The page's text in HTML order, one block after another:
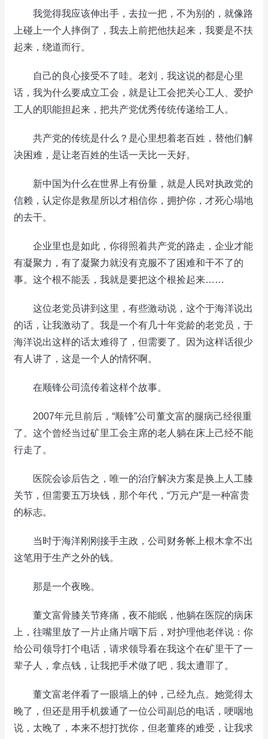
我觉得我应该伸出手，去拉一把，不为别的，就像路
上碰上一个人摔倒了，我去上前把他扶起来，我要是不扶
起来，绕道而行。
自己的良心接受不了哇。老刘，我这说的都是心里
话，我为什么要成立工会，就是让工会把关心工人、爱护
工人的职能担起来，把共产党优秀传统传递给工人。
共产党的传统是什么？是心里想着老百姓，替他们解
决困难，是让老百姓的生话一天比一天好。
新中国为什么在世界上有份量，就是人民对执政党的
信赖，认定你是救星所以才相信你，拥护你，才死心塌地
的去干。
企业里也是如此，你得照着共产党的路走，企业才能
有凝聚力，有了凝聚力就没有克服不了困难和干不了的
事。这个根不能丢，我就是要把这个根捡起来……
这位老党员讲到这里，有些激动说，这个于海洋说出
的话，让我激动了。我是一个有几十年党龄的老党员，于
海洋说出这样的话太难得了，但需要了。因为这样话很少
有人讲了，这是一个人的情怀啊。
在顺锋公司流传着这样个故事。
2007年元旦前后，“顺锋”公司董文富的腿病己经很重
了。这个曾经当过矿里工会主席的老人躺在床上己经不能
行走了。
医院会诊后告之，唯一的治疗解决方案是换上人工膝
关节，但需要五万块钱，那个年代，“万元户”是一种富贵
的标志。
当时于海洋刚刚接手主政，公司财务帐上根木拿不出
这笔用于生产之外的钱。
那是一个夜晚。
董文富骨膝关节疼痛，夜不能眠，他躺在医院的病床
上，往嘴里放了一片止痛片咽下后，对护理他老伴说：你
给公司领导打个电话，请求领导看在我这个在矿里干了一
辈子人，拿点钱，让我把手术做了吧，我太遭罪了。
董文富老伴看了一眼墙上的钟，己经九点。她觉得太
晚了，但还是用手机拨通了一位公司副总的电话，哽咽地
说，太晚了，本来不想打扰你，但老董疼的难受，让我求